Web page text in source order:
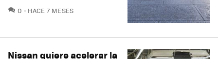
0 COMENTARIOS
HACE 7 MESES
Nissan quiere acelerar la